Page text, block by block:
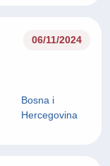
06/11/2024
Bosna i
Hercegovina